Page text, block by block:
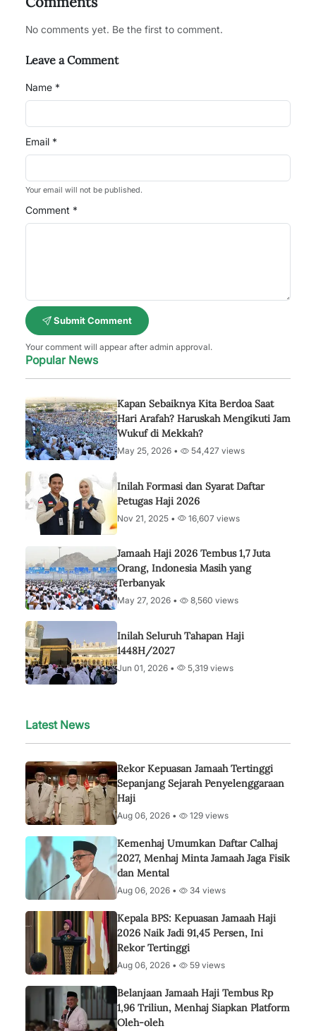
No comments yet. Be the first to comment.
Leave a Comment
Name *
Email *
Your email will not be published.
Comment *
Submit Comment
Your comment will appear after admin approval.
Popular News
Kapan Sebaiknya Kita Berdoa Saat
Hari Arafah? Haruskah Mengikuti Jam
Wukuf di Mekkah?
May 25, 2026 • 54,427 views
Inilah Formasi dan Syarat Daftar
Petugas Haji 2026
Nov 21, 2025 • 16,607 views
Jamaah Haji 2026 Tembus 1,7 Juta
Orang, Indonesia Masih yang
Terbanyak
May 27, 2026 • 8,560 views
Inilah Seluruh Tahapan Haji
1448H/2027
Jun 01, 2026 • 5,319 views
Latest News
Rekor Kepuasan Jamaah Tertinggi
Sepanjang Sejarah Penyelenggaraan
Haji
Aug 06, 2026 • 129 views
Kemenhaj Umumkan Daftar Calhaj
2027, Menhaj Minta Jamaah Jaga Fisik
dan Mental
Aug 06, 2026 • 34 views
Kepala BPS: Kepuasan Jamaah Haji
2026 Naik Jadi 91,45 Persen, Ini
Rekor Tertinggi
Aug 06, 2026 • 59 views
Belanjaan Jamaah Haji Tembus Rp
1,96 Triliun, Menhaj Siapkan Platform
Oleh-oleh